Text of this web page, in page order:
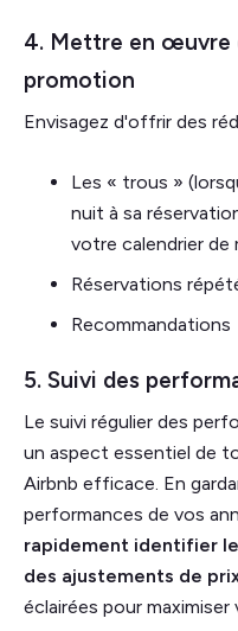
4. Mettre en œuvre
promotion
Envisagez d'offrir des
Les « trous »
nuit à sa
votre calendrier de
Réservations
Recommandations
5. Suivi des
Le suivi régulier des
un aspect essentiel de
Airbnb efficace. En
performances de vos
rapidement identifier
des ajustements de
éclairées pour maximiser